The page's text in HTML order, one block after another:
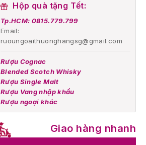
Hộp quà tặng Tết:
Tp.HCM: 0815.779.799
Email:
ruoungoaithuonghangsg@gmail.com
Rượu Cognac
Blended Scotch Whisky
Rượu Single Malt
Rượu Vang nhập khẩu
Rượu ngoại khác
Giao hàng nhanh